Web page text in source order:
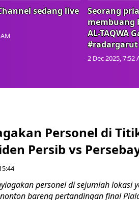
sedang live
Seorang
membuang
AL-TAQWA
#radargarut
2 Dec 2025, 7:52
Personel di
Persib vs
personel di sejumlah lokasi
bareng pertandingan final